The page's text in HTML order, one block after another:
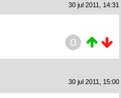
30 jul 2011, 14:31
0
30 jul 2011, 15:00